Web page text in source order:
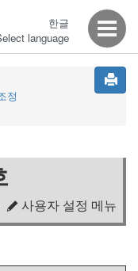
한글
language
정
A 사용자 설정 메뉴